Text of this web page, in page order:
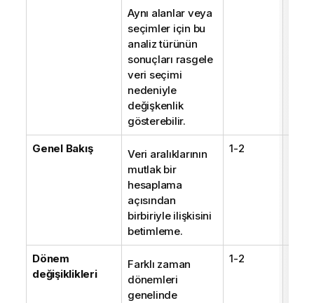
Aynı alanlar veya
seçimler için bu
analiz türünün
sonuçları rasgele
veri seçimi
nedeniyle
değişkenlik
gösterebilir.
Genel Bakış
Veri aralıklarının
mutlak bir
hesaplama
açısından
birbiriyle ilişkisini
betimleme.
1-2
Dönem
değişiklikleri
Farklı zaman
dönemleri
genelinde
1-2